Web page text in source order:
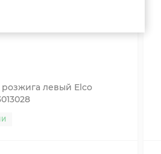
розжига левый Elco